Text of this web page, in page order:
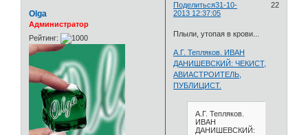
Поделиться 22
31-10-
2013 12:37:05
Olga
Администратор
Рейтинг:
Плыли, утопая в крови...
А.Г. Тепляков. ИВАН
ДАНИШЕВСКИЙ: ЧЕКИСТ,
АВИАСТРОИТЕЛЬ,
ПУБЛИЦИСТ.
А.Г. Тепляков.
ИВАН
ДАНИШЕВСКИЙ: